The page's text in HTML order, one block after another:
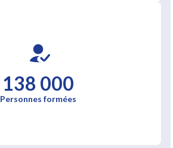
138 000
Personnes formées